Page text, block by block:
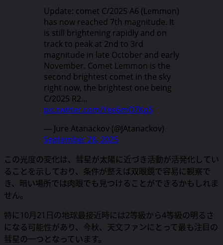
Update: comet C/2025 A6 (Lemmon)
has now reached 7th magnitude. It
is still brightening rapidly and on
track to peak at 2nd to 3rd
magnitude in late October and early
November. Comet Lemmon is the
second brightest comet in the sky
right now, the brightest one being
C/2025 R2…
pic.twitter.com/Yee6mO7Kp5
— Jure Atanackov (@JAtanackov)
September 28, 2025
この光度の変化は、彗星が太陽に近づき活動が活発化してい
ることを示しており、条件が整えば双眼鏡で容易に観察で
き、暗い場所では肉眼でも見つけることができるかもしれま
せん。
特に10月21日の地球最接近時には2等級から4等級の明るさ
になる可能性があり、今秋、天文ファンにとって最も注目の
彗星の一つとなっています。